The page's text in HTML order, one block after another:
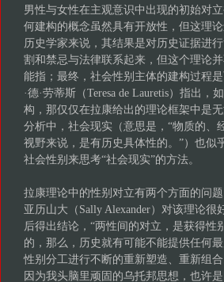
男性与女性在主观意识中出现的初始对
何建构的概念虽然具有开放性，但这理
历史学家来说，其结果是对历史证据进
割和禁忌与法律联系起来，但这个理论
能指；最终，社会性别主体的建构过程
·德·劳蒂斯（Teresa de Lauretis）指出
构，那仅仅在拉康给出的理论框架中是
分析中，社会现实（意思是，“物质的
视野来说，是有历史具体性的。”）也
社会性别来思考“社会现实”的方法。
拉康理论中的性别对立有两个方面的问
亚历山大（Sally Alexander）对该理论
后得出结论，“两性间的对立，是获得
的，那么，历史就有可能不能提供任何
性别分工进行不断的重新塑造、重新组
因为我头脑里顽固的乌托邦思想，也许